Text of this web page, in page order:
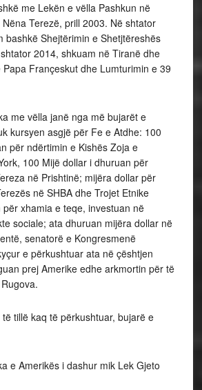
me Lekën e vëlla Pashkun në
Terezë, prill 2003. Në shtator
bashkë Shejtërimin e Shetjtëreshës
2014, shkuam në Tiranë dhe
Françeskut dhe Lumturimin e 39
me vëlla janë nga më bujarët e
kursyen asgjë për Fe e Atdhe: 100
për ndërtimin e Kishës Zoja e
100 Mijë dollar i dhuruan për
në Prishtinë; mijëra dollar për
në SHBA dhe Trojet Etnike
xhamia e teqe, investuan në
sociale; ata dhuruan mijëra dollar në
senatorë e Kongresmenë
e përkushtuar ata në çështjen
prej Amerike edhe arkmortin për të
tillë kaq të përkushtuar, bujarë e
e Amerikës i dashur mik Lek Gjeto